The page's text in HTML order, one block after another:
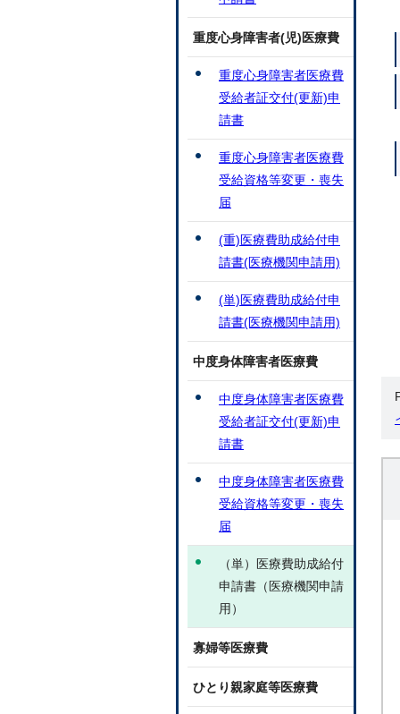
重度心身障害者(児)医療費
重度心身障害者医療費
受給者証交付(更新)申
請書
重度心身障害者医療費
受給資格等変更・喪失
届
(重)医療費助成給付申
請書(医療機関申請用)
(単)医療費助成給付申
請書(医療機関申請用)
中度身体障害者医療費
中度身体障害者医療費
受給者証交付(更新)申
請書
中度身体障害者医療費
受給資格等変更・喪失
届
（単）医療費助成給付
申請書（医療機関申請
用）
寡婦等医療費
ひとり親家庭等医療費